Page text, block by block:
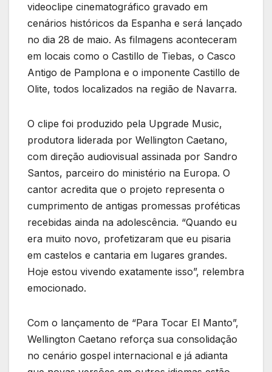
videoclipe cinematográfico gravado em
cenários históricos da Espanha e será lançado
no dia 28 de maio. As filmagens aconteceram
em locais como o Castillo de Tiebas, o Casco
Antigo de Pamplona e o imponente Castillo de
Olite, todos localizados na região de Navarra.
O clipe foi produzido pela Upgrade Music,
produtora liderada por Wellington Caetano,
com direção audiovisual assinada por Sandro
Santos, parceiro do ministério na Europa. O
cantor acredita que o projeto representa o
cumprimento de antigas promessas proféticas
recebidas ainda na adolescência. “Quando eu
era muito novo, profetizaram que eu pisaria
em castelos e cantaria em lugares grandes.
Hoje estou vivendo exatamente isso”, relembra
emocionado.
Com o lançamento de “Para Tocar El Manto”,
Wellington Caetano reforça sua consolidação
no cenário gospel internacional e já adianta